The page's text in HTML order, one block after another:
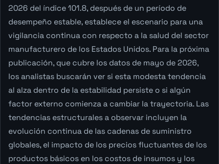
2026 del índice 101.8, después de un período de
desempeño estable, establece el escenario para una
vigilancia continua con respecto a la salud del sector
manufacturero de los Estados Unidos. Para la próxima
publicación, que cubre los datos de mayo de 2026,
los analistas buscarán ver si esta modesta tendencia
al alza dentro de la estabilidad persiste o si algún
factor externo comienza a cambiar la trayectoria. Las
tendencias estructurales a observar incluyen la
evolución continua de las cadenas de suministro
globales, el impacto de los precios fluctuantes de los
productos básicos en los costos de insumos y los